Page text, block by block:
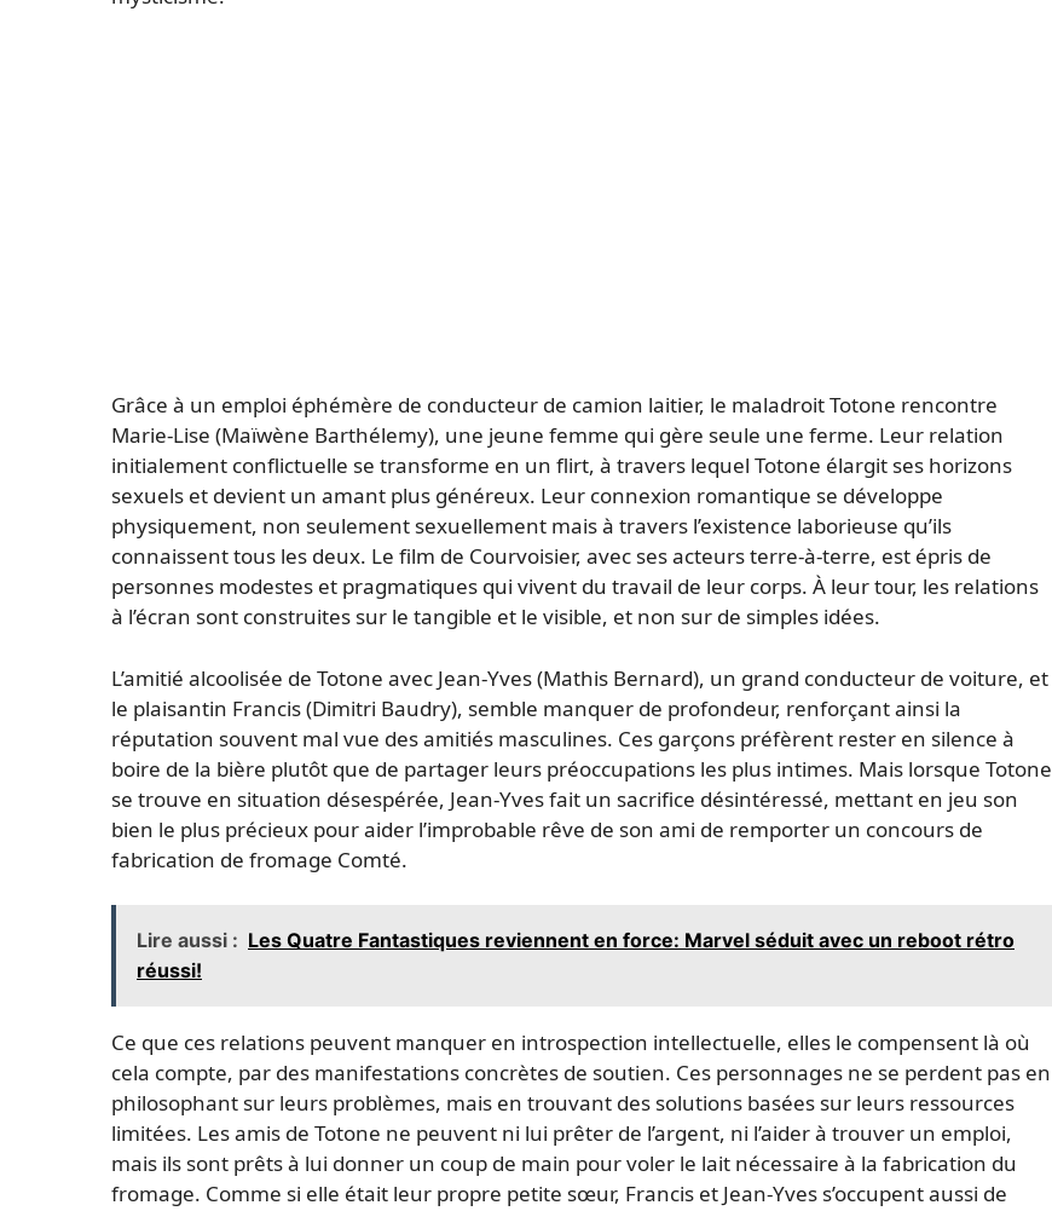
Grâce à un emploi éphémère de conducteur de camion laitier, le maladroit Totone rencontre
Marie-Lise (Maïwène Barthélemy), une jeune femme qui gère seule une ferme. Leur relation
initialement conflictuelle se transforme en un flirt, à travers lequel Totone élargit ses horizons
sexuels et devient un amant plus généreux. Leur connexion romantique se développe
physiquement, non seulement sexuellement mais à travers l’existence laborieuse qu’ils
connaissent tous les deux. Le film de Courvoisier, avec ses acteurs terre-à-terre, est épris de
personnes modestes et pragmatiques qui vivent du travail de leur corps. À leur tour, les relations
à l’écran sont construites sur le tangible et le visible, et non sur de simples idées.
L’amitié alcoolisée de Totone avec Jean-Yves (Mathis Bernard), un grand conducteur de voiture, et
le plaisantin Francis (Dimitri Baudry), semble manquer de profondeur, renforçant ainsi la
réputation souvent mal vue des amitiés masculines. Ces garçons préfèrent rester en silence à
boire de la bière plutôt que de partager leurs préoccupations les plus intimes. Mais lorsque Totone
se trouve en situation désespérée, Jean-Yves fait un sacrifice désintéressé, mettant en jeu son
bien le plus précieux pour aider l’improbable rêve de son ami de remporter un concours de
fabrication de fromage Comté.
Lire aussi : Les Quatre Fantastiques reviennent en force: Marvel séduit avec un reboot rétro
réussi!
Ce que ces relations peuvent manquer en introspection intellectuelle, elles le compensent là où
cela compte, par des manifestations concrètes de soutien. Ces personnages ne se perdent pas en
philosophant sur leurs problèmes, mais en trouvant des solutions basées sur leurs ressources
limitées. Les amis de Totone ne peuvent ni lui prêter de l’argent, ni l’aider à trouver un emploi,
mais ils sont prêts à lui donner un coup de main pour voler le lait nécessaire à la fabrication du
fromage. Comme si elle était leur propre petite sœur, Francis et Jean-Yves s’occupent aussi de